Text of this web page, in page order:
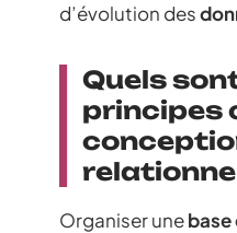
d’évolution des
Quels
principes
Organiser unebase